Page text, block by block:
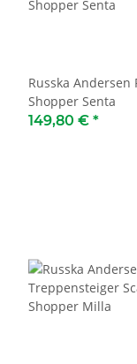
Russka Andersen
Shopper Senta
149,80 € *